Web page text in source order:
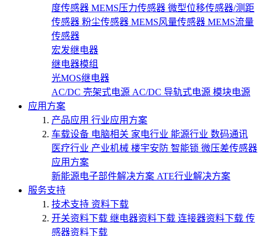
度传感器 MEMS压力传感器 微型位移传感器/测距
传感器 粉尘传感器 MEMS风量传感器 MEMS流量
传感器
宏发继电器
继电器模组
光MOS继电器
AC/DC 壳架式电源 AC/DC 导轨式电源 模块电源
应用方案
产品应用 行业应用方案
车载设备 电脑相关 家电行业 能源行业 数码通讯
医疗行业 产业机械 楼宇安防 智能锁 微压差传感器
应用方案
新能源电子部件解决方案 ATE行业解决方案
服务支持
技术支持 资料下载
开关资料下载 继电器资料下载 连接器资料下载 传
感器资料下载